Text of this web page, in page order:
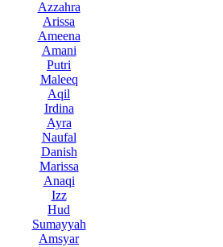
Azzahra
Arissa
Ameena
Amani
Putri
Maleeq
Aqil
Irdina
Ayra
Naufal
Danish
Marissa
Anaqi
Izz
Hud
Sumayyah
Amsyar